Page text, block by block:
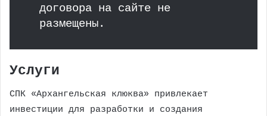
договора на сайте не
размещены.
Услуги
СПК «Архангельская клюква» привлекает
инвестиции для разработки и создания